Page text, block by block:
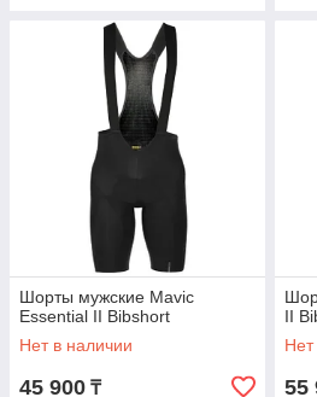
Шорты мужские Mavic
Essential II Bibshort
Нет в наличии
45 900 ₸
II
Нет
55